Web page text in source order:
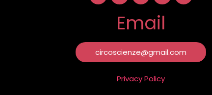
Email
circoscienze@gmail.com
Privacy Policy